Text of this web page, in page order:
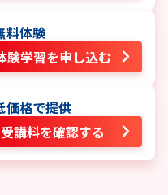
料体験
験学習を申し込む
価格で提供
受講料を確認する